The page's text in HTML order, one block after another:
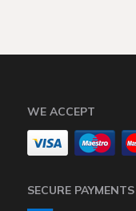
WE ACCEPT
SECURE PAYMENTS